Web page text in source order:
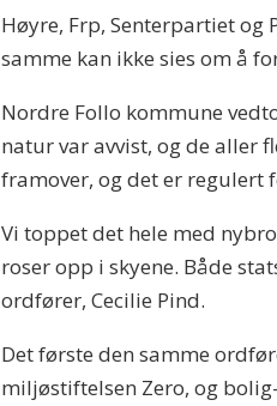
Høyre, Frp, Senterpartiet
samme kan ikke sies om å
Nordre Follo kommune
natur var avvist, og de aller
framover, og det er regulert
Vi toppet det hele med
roser opp i skyene. Både
ordfører, Cecilie Pind.
Det første den samme
miljøstiftelsen Zero, og